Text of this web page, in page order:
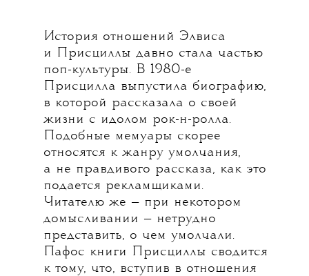
История отношений Элвиса
и Присциллы давно стала частью
поп-культуры. В 1980-е
Присцилла выпустила биографию,
в которой рассказала о своей
жизни с идолом рок-н-ролла.
Подобные мемуары скорее
относятся к жанру умолчания,
а не правдивого рассказа, как это
подается рекламщиками.
Читателю же — при некотором
домысливании — нетрудно
представить, о чем умолчали.
Пафос книги Присциллы сводится
к тому, что, вступив в отношения